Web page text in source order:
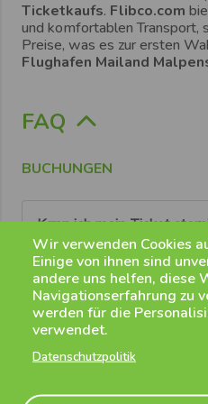
Wir verwenden Cookies
Einige von ihnen sind
andere uns helfen, diese
Navigationserfahrung zu
werden für die
verwendet.
Datenschutzpolitik
Ticketkaufs. Flibco.com
und komfortablen Transport,
Preise, was es zur ersten
Flughafen Mailand
FAQ
BUCHUNGEN
Kann ich mein Ticket
Sie können Ihre Buchung
stornieren oder ändern.
Für Benutzer eines
Dich dazu mit deiner E-
Konto ein, gehe zum
Wie viel Zeit muss ich vor
Landung meines
Fahrt zum Flughafen:
Was mache ich, wenn ich